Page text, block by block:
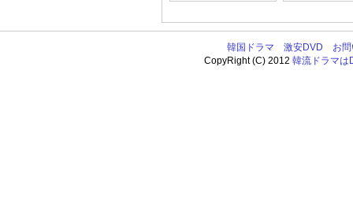
韓国ドラマ 激安DVD
お
CopyRight (C) 2012韓流ドラマは